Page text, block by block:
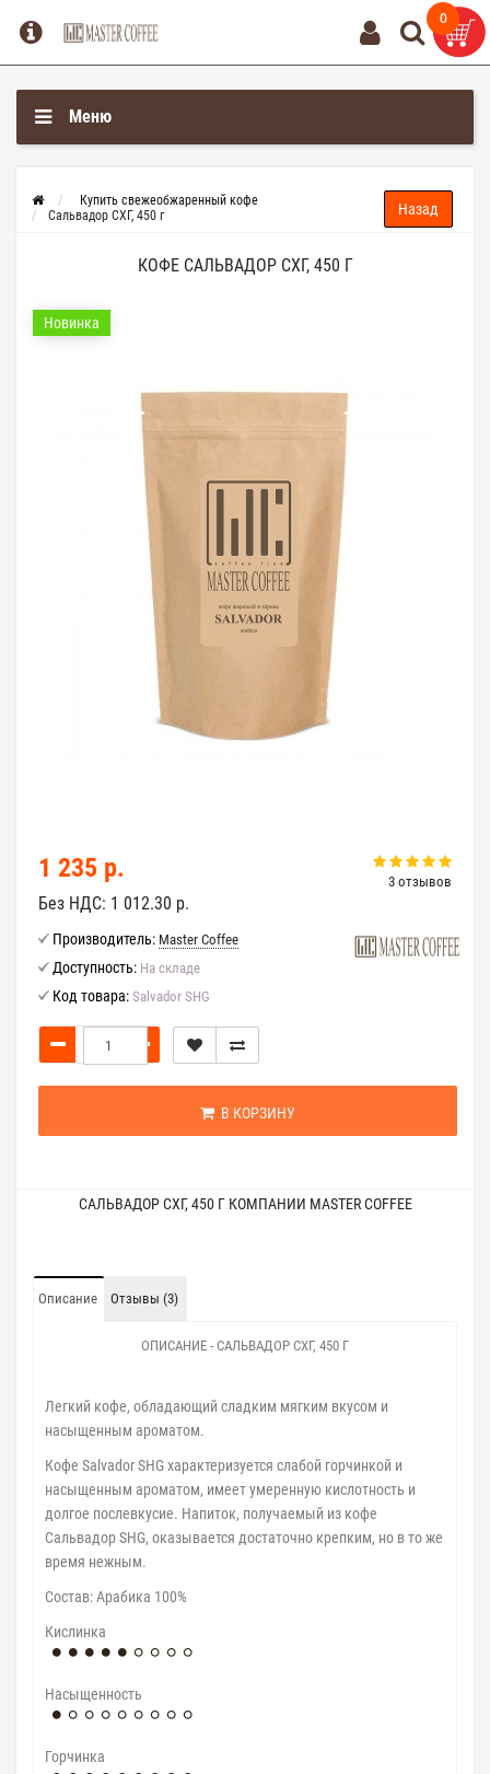
0
Меню
Купить свежеобжаренный кофе
Сальвадор СХГ, 450 г
КОФЕ САЛЬВАДОР СХГ, 450 Г
Новинка
3 отзывов
1 235 р.
Без НДС: 1 012.30 р.
Производитель: Master Coffee
Доступность: На складе
Код товара: Salvador SHG
В КОРЗИНУ
САЛЬВАДОР СХГ, 450 Г КОМПАНИИ MASTER COFFEE
Описание Отзывы (3)
ОПИСАНИЕ - САЛЬВАДОР СХГ, 450 Г
Легкий кофе, обладающий сладким мягким вкусом и
насыщенным ароматом.
Кофе Salvador SHG характеризуется слабой горчинкой и
насыщенным ароматом, имеет умеренную кислотность и
долгое послевкусие. Напиток, получаемый из кофе
Сальвадор SHG, оказывается достаточно крепким, но в то же
время нежным.
Cостав: Арабика 100%
Кислинка
Насыщенность
Горчинка
0